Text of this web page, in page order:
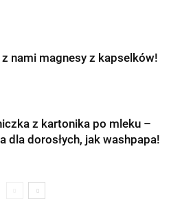
nami magnesy z kapselków!
z kartonika po mleku –
dla dorosłych, jak washpapa!